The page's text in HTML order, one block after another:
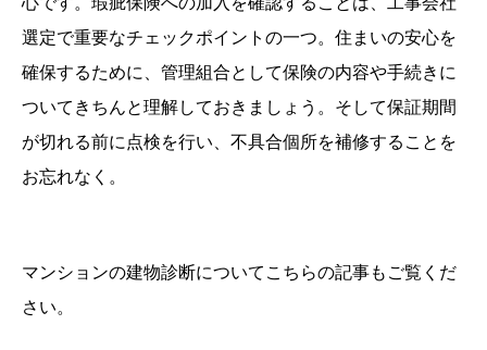
選定で重要なチェックポイントの一つ。住まいの安心を
確保するために、管理組合として保険の内容や手続きに
ついてきちんと理解しておきましょう。そして保証期間
が切れる前に点検を行い、不具合個所を補修することを
お忘れなく。
マンションの建物診断についてこちらの記事もご覧くだ
さい。